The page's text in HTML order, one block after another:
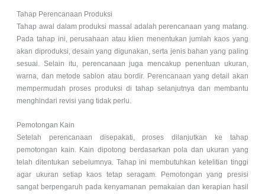
Tahap Perencanaan Produksi
Tahap awal dalam produksi massal adalah perencanaan yang matang.
Pada tahap ini, perusahaan atau klien menentukan jumlah kaos yang
akan diproduksi, desain yang digunakan, serta jenis bahan yang paling
sesuai. Selain itu, perencanaan juga mencakup penentuan ukuran,
warna, dan metode sablon atau bordir. Perencanaan yang detail akan
mempermudah proses produksi di tahap selanjutnya dan membantu
menghindari revisi yang tidak perlu.
Pemotongan Kain
Setelah perencanaan disepakati, proses dilanjutkan ke tahap
pemotongan kain. Kain dipotong berdasarkan pola dan ukuran yang
telah ditentukan sebelumnya. Tahap ini membutuhkan ketelitian tinggi
agar ukuran setiap kaos tetap seragam. Pemotongan yang presisi
sangat berpengaruh pada kenyamanan pemakaian dan kerapian hasil